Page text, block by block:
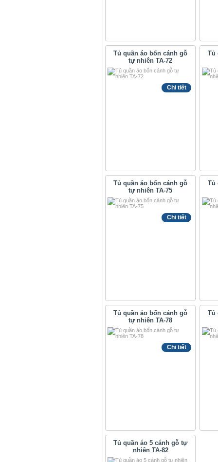
Tủ quần áo bốn cánh gỗ
tự nhiên TA-72
Chi tiết
Tủ
Tủ quần áo bốn cánh gỗ
tự nhiên TA-75
Chi tiết
Tủ
Tủ quần áo bốn cánh gỗ
tự nhiên TA-78
Chi tiết
Tủ
Tủ quần áo 5 cánh gỗ tự
nhiên TA-82